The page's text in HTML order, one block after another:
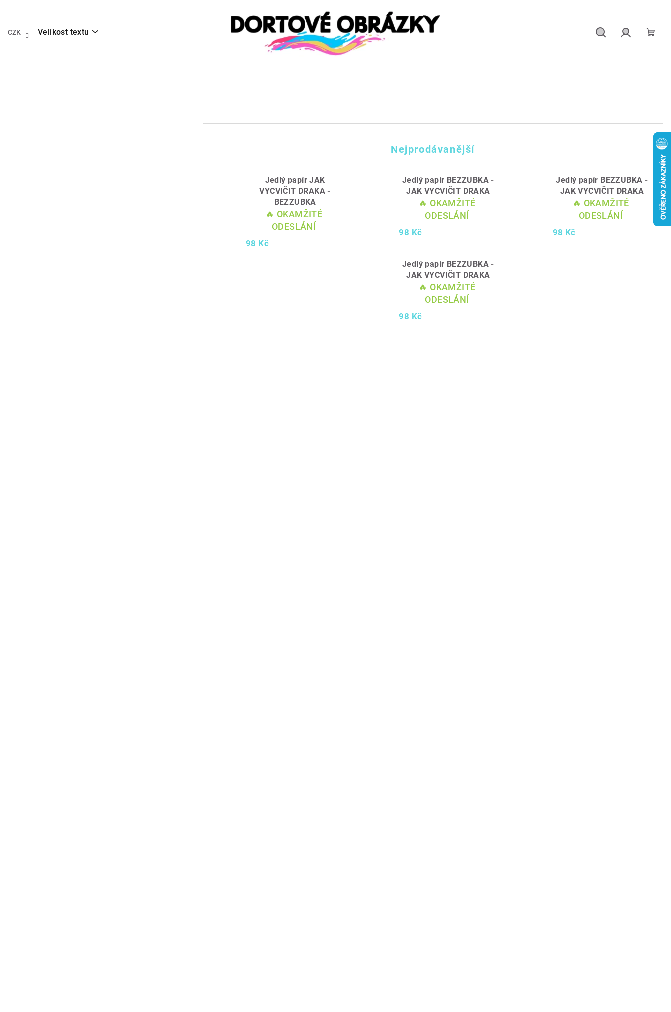
obsah
CZK Velikost textu
Nejprodávanější
Jedlý papír JAK
VYCVIČIT DRAKA -
BEZZUBKA
🔥 OKAMŽITÉ
ODESLÁNÍ
98 Kč
Jedlý papír BEZZUBKA -
JAK VYCVIČIT DRAKA
🔥 OKAMŽITÉ
ODESLÁNÍ
98 Kč
Jedlý papír BEZZUBKA -
JAK VYCVIČIT DRAKA
🔥 OKAMŽITÉ
ODESLÁNÍ
98 Kč
Jedlý papír BEZZUBKA -
JAK VYCVIČIT DRAKA
🔥 OKAMŽITÉ
ODESLÁNÍ
98 Kč